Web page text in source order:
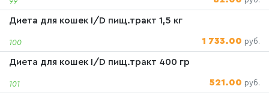
100
Диета для кошек I/D пищ.тракт 1,5 кг
1 733.00 руб.
101
Диета для кошек I/D пищ.тракт 400 гр
521.00 руб.